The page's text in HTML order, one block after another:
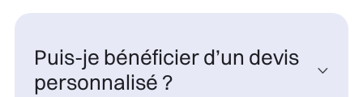
Puis-je bénéficier d’un devis
personnalisé ?
